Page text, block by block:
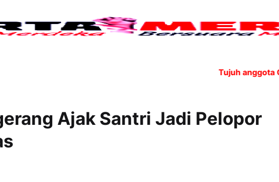
Tujuh anggota
Ajak Santri Jadi Pelopor